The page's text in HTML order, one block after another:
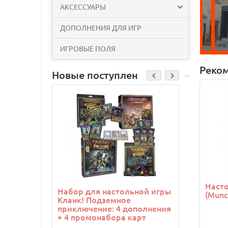
АКСЕССУАРЫ
ДОПОЛНЕНИЯ ДЛЯ ИГР
ИГРОВЫЕ ПОЛЯ
Новые поступления
Набор для настольной игры
Кланк! Подземное
приключение: 4 дополнения
+ 4 промонабора карт
Cкидка:
Набор
Шериф